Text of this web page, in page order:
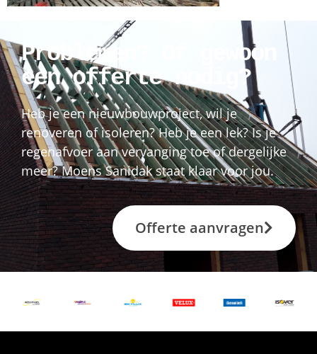
Problemen? Of gewoon
een offerte nodig?
Heb je een nieuwbouwproject, wil je
renoveren of isoleren? Heb je een lek? Is je
regenafvoer aan vervanging toe of dergelijke
meer? Moens Sanidak staat klaar voor jou.
Offerte aanvragen